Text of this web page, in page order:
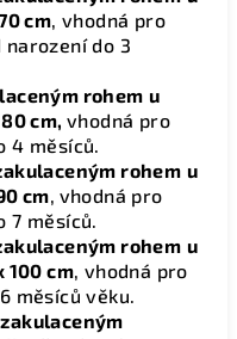
cm, vhodná pro
do 3
rohem u
cm,vhodná pro
4 měsíců.
rohem u
cm, vhodná pro
7 měsíců.
rohem u
100 cm, vhodná pro
měsíců věku.
zakulaceným